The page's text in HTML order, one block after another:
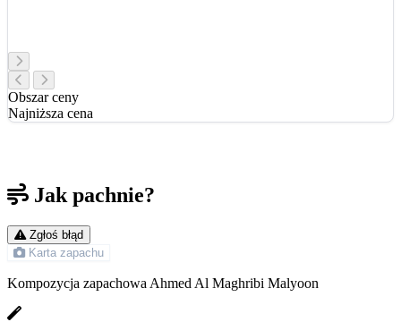
Obszar ceny
Najniższa cena
Jak pachnie?
Zgłoś błąd
Karta zapachu
Kompozycja zapachowa Ahmed Al Maghribi Malyoon